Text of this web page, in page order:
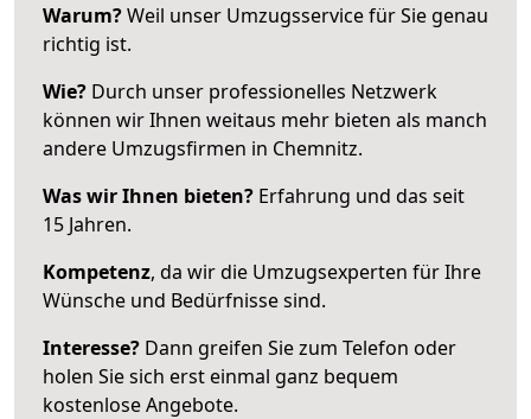
Warum?Weil unser Umzugsservice für Sie genau
richtig ist.
Wie? Durch unser professionelles Netzwerk
können wir Ihnen weitaus mehr bieten als manch
andere Umzugsfirmen in Chemnitz.
Was wir Ihnen bieten? Erfahrung und das seit
15 Jahren.
Kompetenz, da wir die Umzugsexperten für Ihre
Wünsche und Bedürfnisse sind.
Interesse? Dann greifen Sie zum Telefon oder
holen Sie sich erst einmal ganz bequem
kostenlose Angebote.